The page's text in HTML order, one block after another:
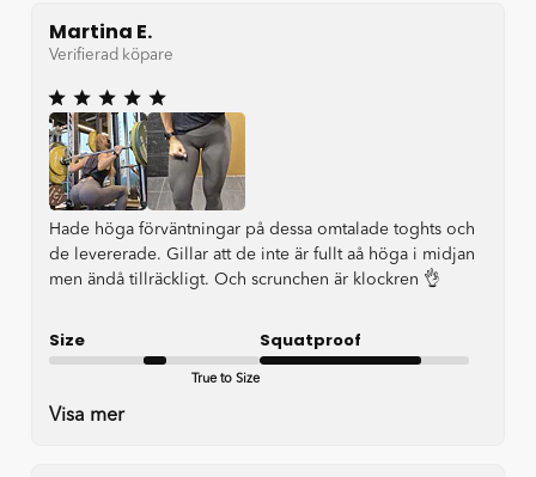
Martina E.
Verifierad köpare
Hade höga förväntningar på dessa omtalade toghts och
de levererade. Gillar att de inte är fullt aå höga i midjan
men ändå tillräckligt. Och scrunchen är klockren 👌
Size
True to Size
Squatproof
Visa mer